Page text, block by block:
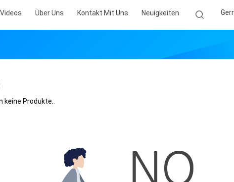
Videos Über Uns Kontakt Mit Uns Neuigkeiten
keine Produkte..